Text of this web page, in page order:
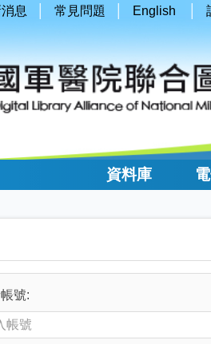
息 常見問題 English
資料庫
號: